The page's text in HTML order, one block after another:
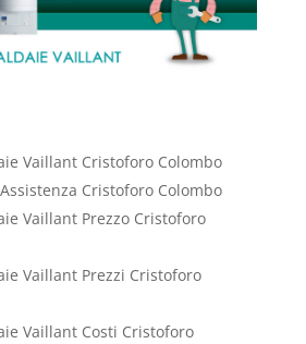
Vaillant Cristoforo Colombo
Cristoforo Colombo
Vaillant Prezzo Cristoforo
Vaillant Prezzi Cristoforo
Vaillant Costi Cristoforo